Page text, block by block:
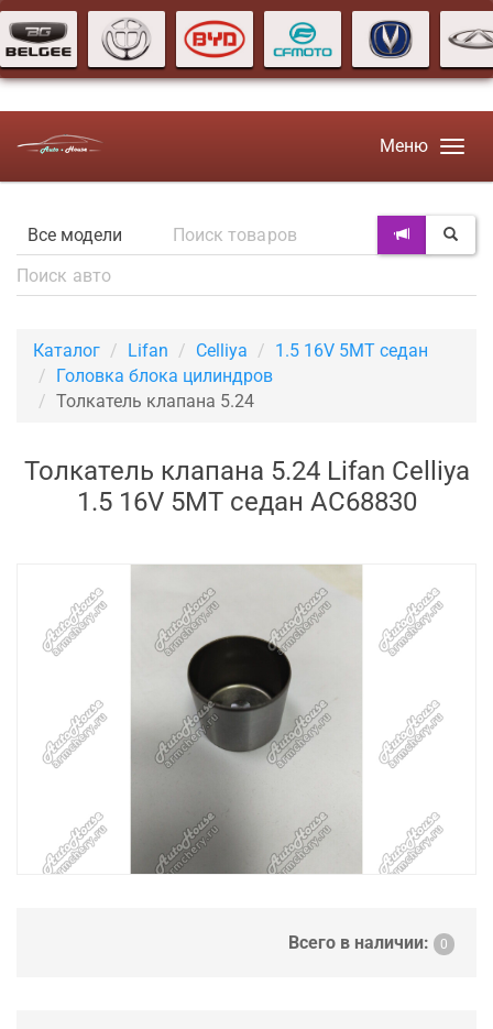
Меню
Каталог Lifan Celliya
1.5 16V 5MT седан
Головка блока цилиндров
Толкатель клапана 5.24
Толкатель клапана 5.24 Lifan Celliya
1.5 16V 5MT седан AC68830
Всего в наличии: 0